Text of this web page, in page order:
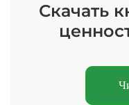
Скачать